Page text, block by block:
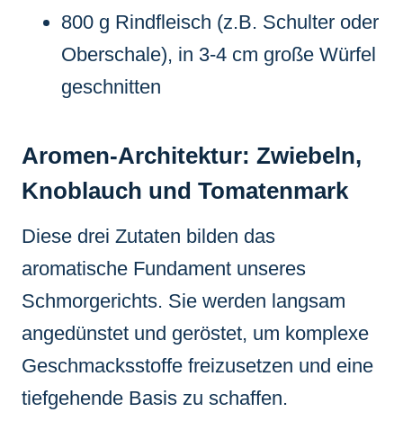
800 g Rindfleisch (z.B. Schulter oder
Oberschale), in 3-4 cm große Würfel
geschnitten
Aromen-Architektur: Zwiebeln,
Knoblauch und Tomatenmark
Diese drei Zutaten bilden das
aromatische Fundament unseres
Schmorgerichts. Sie werden langsam
angedünstet und geröstet, um komplexe
Geschmacksstoffe freizusetzen und eine
tiefgehende Basis zu schaffen.